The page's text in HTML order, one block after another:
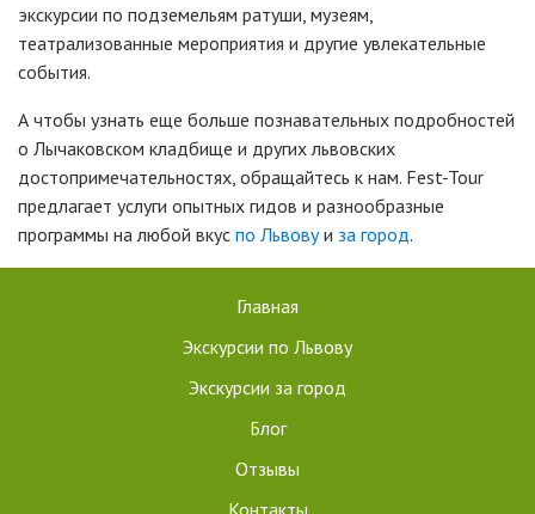
экскурсии по подземельям ратуши, музеям,
театрализованные мероприятия и другие увлекательные
события.
А чтобы узнать еще больше познавательных подробностей
о Лычаковском кладбище и других львовских
достопримечательностях, обращайтесь к нам. Fest-Tour
предлагает услуги опытных гидов и разнообразные
программы на любой вкус по Львовуи за город.
Главная
Экскурсии по Львову
Экскурсии за город
Блог
Отзывы
Контакты